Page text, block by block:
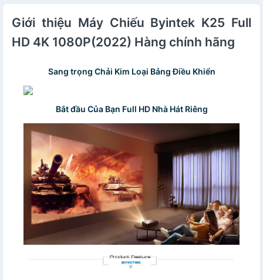
Giới thiệu Máy Chiếu Byintek K25 Full
HD 4K 1080P(2022) Hàng chính hãng
Sang trọng Chải Kim Loại Bảng Điều Khiển
Bắt đầu Của Bạn Full HD Nhà Hát Riêng